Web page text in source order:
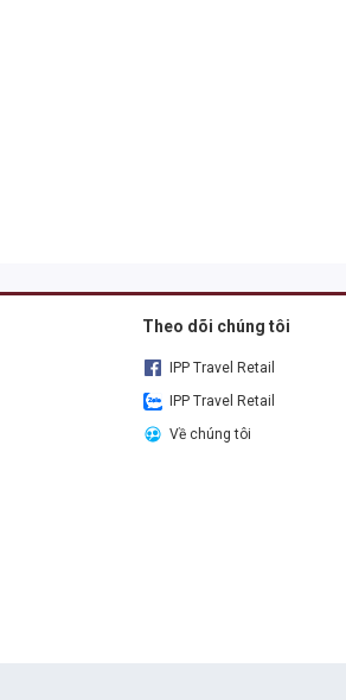
Theo dõi chúng tôi
IPP Travel Retail
IPP Travel Retail
Về chúng tôi